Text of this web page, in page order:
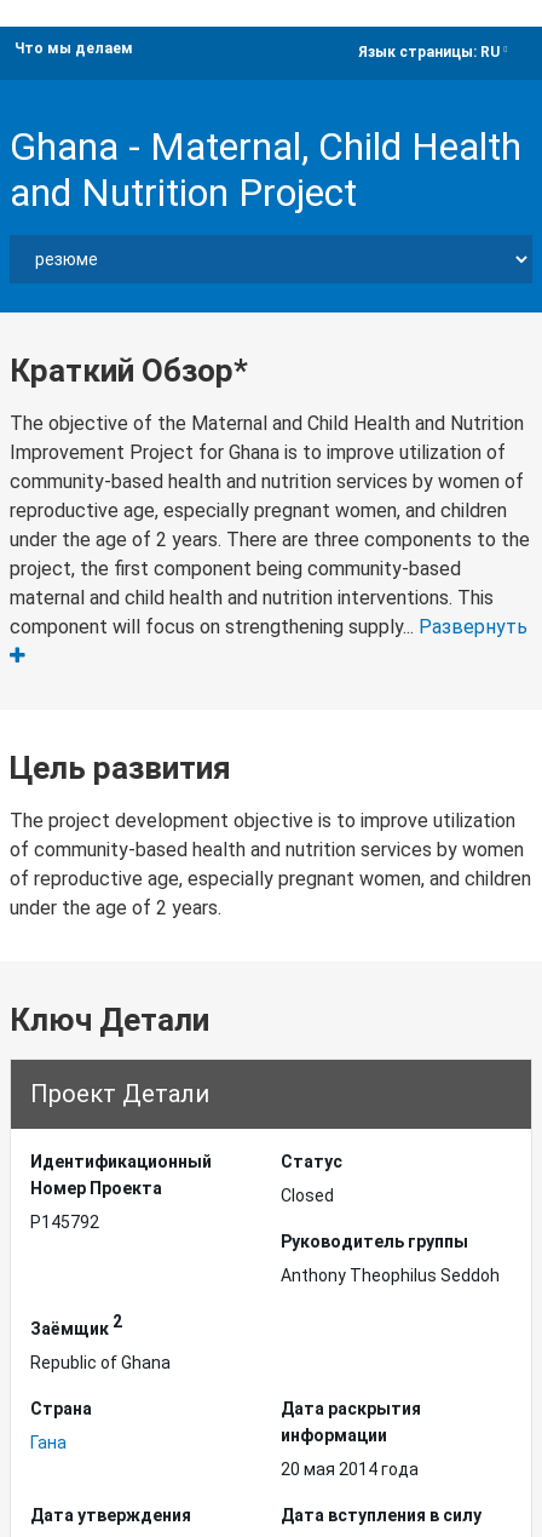
Что мы делаем Язык страницы: RU
Ghana - Maternal, Child Health
and Nutrition Project
Краткий Обзор*
The objective of the Maternal and Child Health and Nutrition
Improvement Project for Ghana is to improve utilization of
community-based health and nutrition services by women of
reproductive age, especially pregnant women, and children
under the age of 2 years. There are three components to the
project, the first component being community-based
maternal and child health and nutrition interventions. This
component will focus on strengthening supply... Развернуть
Цель развития
The project development objective is to improve utilization
of community-based health and nutrition services by women
of reproductive age, especially pregnant women, and children
under the age of 2 years.
Ключ Детали
Проект Детали
Идентификационный
Hомер Проекта
P145792
Статус
Closed
Руководитель группы
Anthony Theophilus Seddoh
Заёмщик 2
Republic of Ghana
Страна
Гана
Дата раскрытия
информации
20 мая 2014 года
Дата утверждения
Дата вступления в силу